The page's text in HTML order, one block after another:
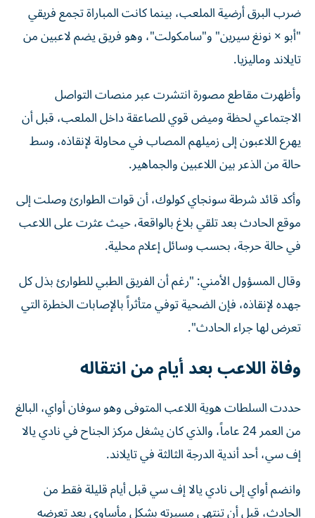
ضرب البرق أرضية الملعب، بينما كانت المباراة تجمع فريقي
"أبو × نونغ سيرين" و"سامكولت"، وهو فريق يضم لاعبين من
تايلاند وماليزيا.
وأظهرت مقاطع مصورة انتشرت عبر منصات التواصل
الاجتماعي لحظة وميض قوي للصاعقة داخل الملعب، قبل أن
يهرع اللاعبون إلى زميلهم المصاب في محاولة لإنقاذه، وسط
حالة من الذعر بين اللاعبين والجماهير.
وأكد قائد شرطة سونجاي كولوك، أن قوات الطوارئ وصلت إلى
موقع الحادث بعد تلقي بلاغ بالواقعة، حيث عثرت على اللاعب
في حالة حرجة، بحسب وسائل إعلام محلية.
وقال المسؤول الأمني: "رغم أن الفريق الطبي للطوارئ بذل كل
جهده لإنقاذه، فإن الضحية توفي متأثراً بالإصابات الخطرة التي
تعرض لها جراء الحادث".
وفاة اللاعب بعد أيام من انتقاله
حددت السلطات هوية اللاعب المتوفى وهو سوفان أواي، البالغ
من العمر 24 عاماً، والذي كان يشغل مركز الجناح في نادي يالا
إف سي، أحد أندية الدرجة الثالثة في تايلاند.
وانضم أواي إلى نادي يالا إف سي قبل أيام قليلة فقط من